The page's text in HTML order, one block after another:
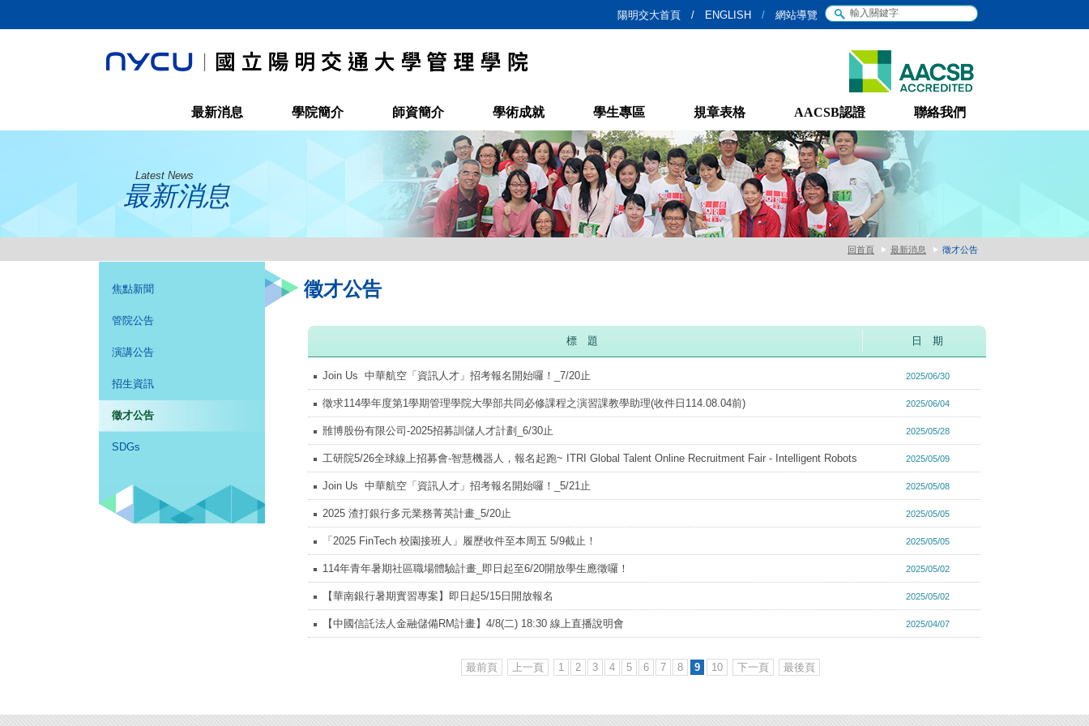
陽明交大首頁 / ENGLISH / 網站導覽
最新消息 學院簡介 師資簡介 學術成就 學生專區 規章表格 AACSB認證 聯絡我們
Latest News
最新消息
回首頁 最新消息 徵才公告
焦點新聞
管院公告
演講公告
招生資訊
徵才公告
SDGs
徵才公告
標 題 日 期
2025/06/30
Join Us 中華航空「資訊人才」招考報名開始囉！_7/20止
2025/06/04
徵求114學年度第1學期管理學院大學部共同必修課程之演習課教學助理(收件日114.08.04前)
2025/05/28
雃博股份有限公司-2025招募訓儲人才計劃_6/30止
2025/05/09
工研院5/26全球線上招募會-智慧機器人，報名起跑~ ITRI Global Talent Online Recruitment Fair - Intelligent Robots
2025/05/08
Join Us 中華航空「資訊人才」招考報名開始囉！_5/21止
2025/05/05
2025 渣打銀行多元業務菁英計畫_5/20止
2025/05/05
「2025 FinTech 校園接班人」履歷收件至本周五 5/9截止！
2025/05/02
114年青年暑期社區職場體驗計畫_即日起至6/20開放學生應徵囉！
2025/05/02
【華南銀行暑期實習專案】即日起5/15日開放報名
2025/04/07
【中國信託法人金融儲備RM計畫】4/8(二) 18:30 線上直播說明會
最前頁 上一頁 1 2 3 4 5 6 7 8 9 10 下一頁 最後頁